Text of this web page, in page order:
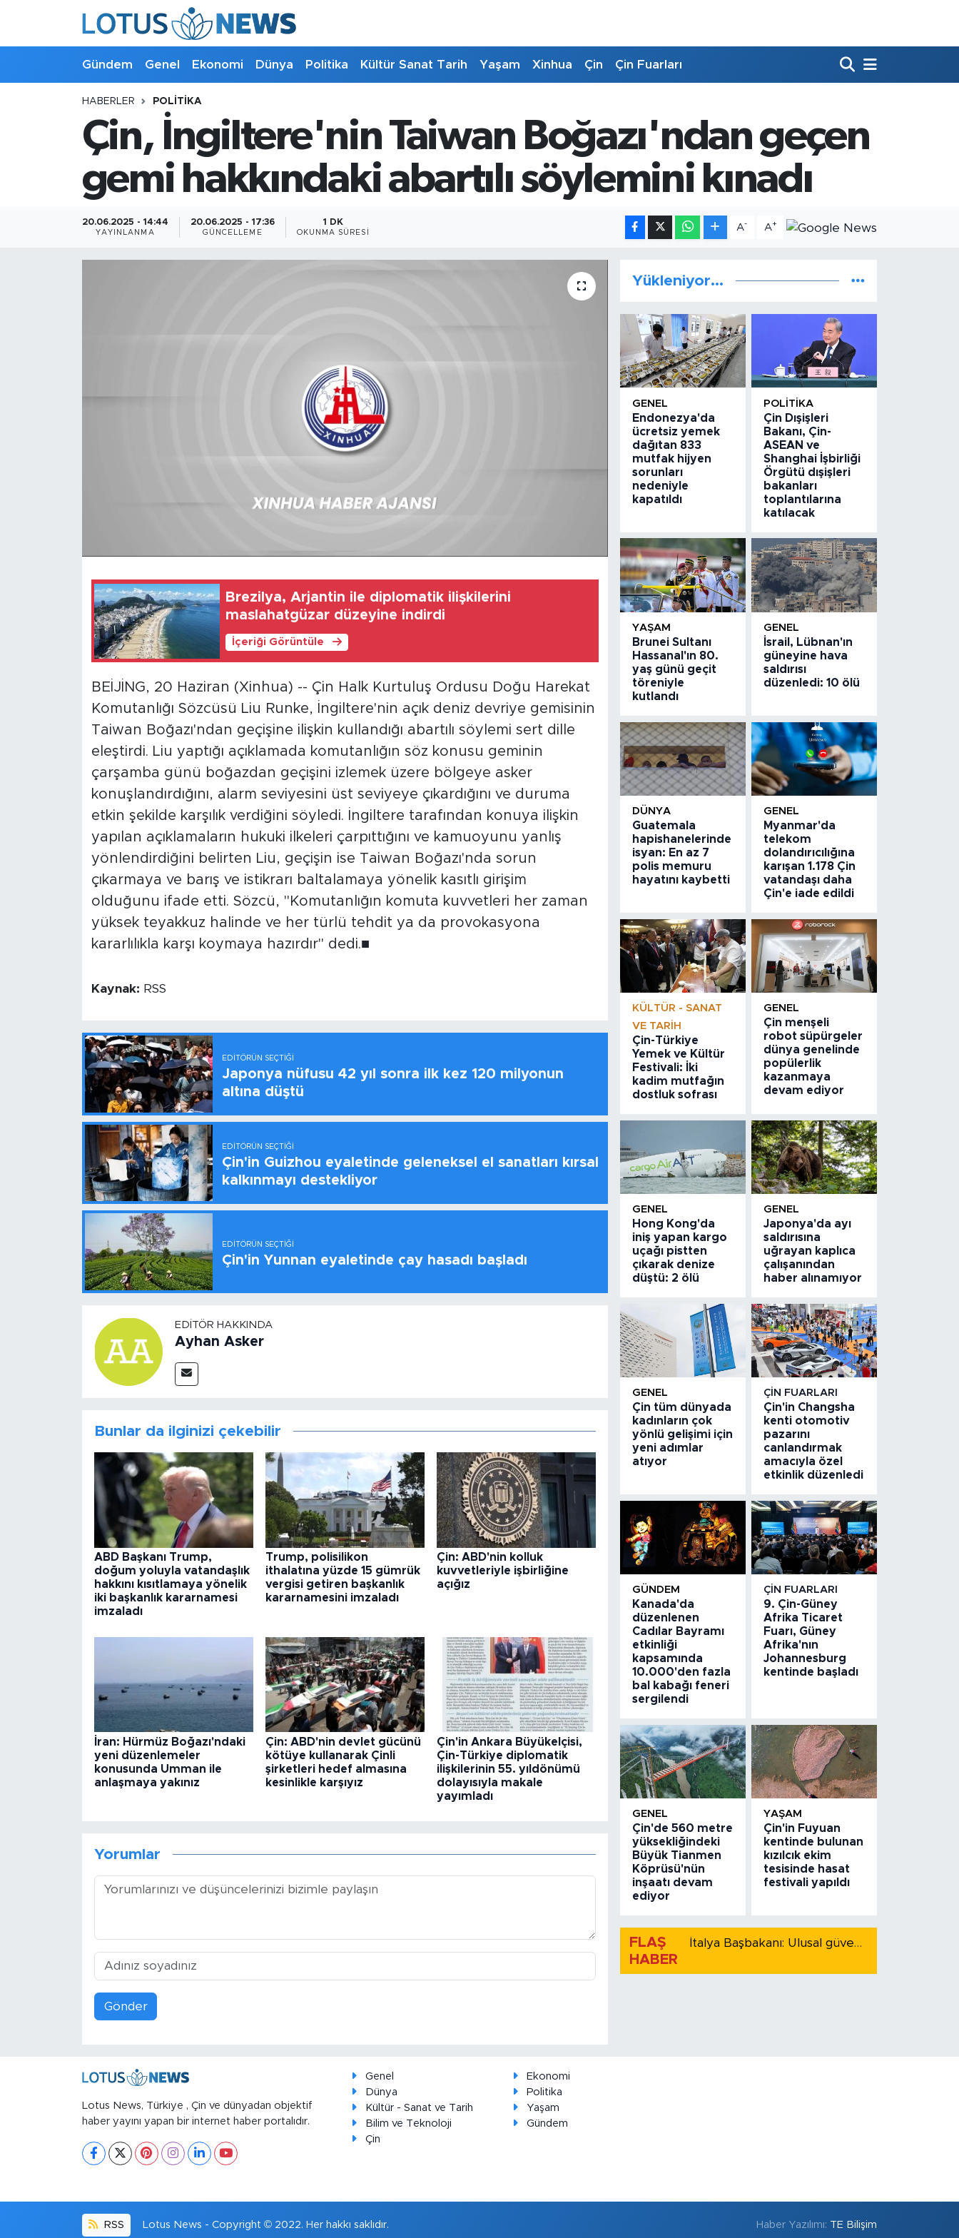
Gündem Genel Ekonomi Dünya Politika Kültür Sanat Tarih Yaşam Xinhua Çin Çin Fuarları
HABERLER POLITIKA
Çin, İngiltere'nin Taiwan Boğazı'ndan geçen
gemi hakkındaki abartılı söylemini kınadı
20.06.2025 - 14:44
YAYINLANMA
20.06.2025 - 17:36
GÜNCELLEME
1 DK
OKUNMA SÜRESI
A- A+
Brezilya, Arjantin ile diplomatik ilişkilerini
maslahatgüzar düzeyine indirdi
İçeriği Görüntüle
BEİJİNG, 20 Haziran (Xinhua) -- Çin Halk Kurtuluş Ordusu Doğu Harekat
Komutanlığı Sözcüsü Liu Runke, İngiltere'nin açık deniz devriye gemisinin
Taiwan Boğazı'ndan geçişine ilişkin kullandığı abartılı söylemi sert dille
eleştirdi. Liu yaptığı açıklamada komutanlığın söz konusu geminin
çarşamba günü boğazdan geçişini izlemek üzere bölgeye asker
konuşlandırdığını, alarm seviyesini üst seviyeye çıkardığını ve duruma
etkin şekilde karşılık verdiğini söyledi. İngiltere tarafından konuya ilişkin
yapılan açıklamaların hukuki ilkeleri çarpıttığını ve kamuoyunu yanlış
yönlendirdiğini belirten Liu, geçişin ise Taiwan Boğazı'nda sorun
çıkarmaya ve barış ve istikrarı baltalamaya yönelik kasıtlı girişim
olduğunu ifade etti. Sözcü, "Komutanlığın komuta kuvvetleri her zaman
yüksek teyakkuz halinde ve her türlü tehdit ya da provokasyona
kararlılıkla karşı koymaya hazırdır" dedi.■
Kaynak: RSS
EDITÖRÜN SEÇTIĞI
Japonya nüfusu 42 yıl sonra ilk kez 120 milyonun
altına düştü
EDITÖRÜN SEÇTIĞI
Çin'in Guizhou eyaletinde geleneksel el sanatları kırsal
kalkınmayı destekliyor
EDITÖRÜN SEÇTIĞI
Çin'in Yunnan eyaletinde çay hasadı başladı
EDITÖR HAKKINDA
Ayhan Asker
Bunlar da ilginizi çekebilir
ABD Başkanı Trump,
doğum yoluyla vatandaşlık
hakkını kısıtlamaya yönelik
iki başkanlık kararnamesi
imzaladı
Trump, polisilikon
ithalatına yüzde 15 gümrük
vergisi getiren başkanlık
kararnamesini imzaladı
Çin: ABD'nin kolluk
kuvvetleriyle işbirliğine
açığız
İran: Hürmüz Boğazı'ndaki
yeni düzenlemeler
konusunda Umman ile
anlaşmaya yakınız
Çin: ABD'nin devlet gücünü
kötüye kullanarak Çinli
şirketleri hedef almasına
kesinlikle karşıyız
Çin'in Ankara Büyükelçisi,
Çin-Türkiye diplomatik
ilişkilerinin 55. yıldönümü
dolayısıyla makale
yayımladı
Yorumlar
Gönder
Yükleniyor...
GENEL
Endonezya'da
ücretsiz yemek
dağıtan 833
mutfak hijyen
sorunları
nedeniyle
kapatıldı
POLITIKA
Çin Dışişleri
Bakanı, Çin-
ASEAN ve
Shanghai İşbirliği
Örgütü dışişleri
bakanları
toplantılarına
katılacak
YAŞAM
Brunei Sultanı
Hassanal'ın 80.
yaş günü geçit
töreniyle
kutlandı
GENEL
İsrail, Lübnan'ın
güneyine hava
saldırısı
düzenledi: 10 ölü
DÜNYA
Guatemala
hapishanelerinde
isyan: En az 7
polis memuru
hayatını kaybetti
GENEL
Myanmar'da
telekom
dolandırıcılığına
karışan 1.178 Çin
vatandaşı daha
Çin'e iade edildi
KÜLTÜR - SANAT
VE TARIH
Çin-Türkiye
Yemek ve Kültür
Festivali: İki
kadim mutfağın
dostluk sofrası
GENEL
Çin menşeli
robot süpürgeler
dünya genelinde
popülerlik
kazanmaya
devam ediyor
GENEL
Hong Kong'da
iniş yapan kargo
uçağı pistten
çıkarak denize
düştü: 2 ölü
GENEL
Japonya'da ayı
saldırısına
uğrayan kaplıca
çalışanından
haber alınamıyor
GENEL
Çin tüm dünyada
kadınların çok
yönlü gelişimi için
yeni adımlar
atıyor
ÇIN FUARLARI
Çin'in Changsha
kenti otomotiv
pazarını
canlandırmak
amacıyla özel
etkinlik düzenledi
GÜNDEM
Kanada'da
düzenlenen
Cadılar Bayramı
etkinliği
kapsamında
10.000'den fazla
bal kabağı feneri
sergilendi
ÇIN FUARLARI
9. Çin-Güney
Afrika Ticaret
Fuarı, Güney
Afrika'nın
Johannesburg
kentinde başladı
GENEL
Çin'de 560 metre
yüksekliğindeki
Büyük Tianmen
Köprüsü'nün
inşaatı devam
ediyor
YAŞAM
Çin'in Fuyuan
kentinde bulunan
kızılcık ekim
tesisinde hasat
festivali yapıldı
FLAŞ
HABER
İtalya Başbakanı: Ulusal güvenliği korumak için İspanya ile Schengen kapsamındaki serbest dolaşımı askıya alıyoruz
Lotus News, Türkiye , Çin ve dünyadan objektif
haber yayını yapan bir internet haber portalıdır.
Genel
Ekonomi
Dünya
Politika
Kültür - Sanat ve Tarih
Yaşam
Bilim ve Teknoloji
Gündem
Çin
RSS Lotus News - Copyright © 2022. Her hakkı saklıdır. Haber Yazılımı: TE Bilişim
Kültür - Sanat ve Tarih